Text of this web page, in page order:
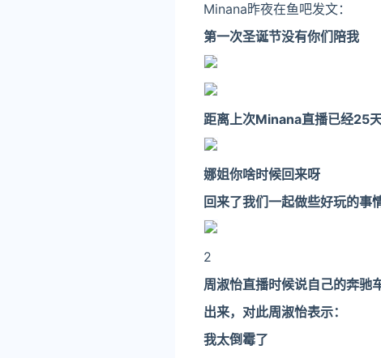
Minana昨夜在鱼吧发文：
第一次圣诞节没有你们陪我
距离上次Minana直播已经
娜姐你啥时候回来呀
回来了我们一起做些好玩的事
2
周淑怡直播时候说自己的奔驰
出来， 对此周淑怡表示：
我太倒霉了